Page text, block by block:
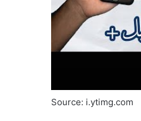
Source: i.ytimg.com